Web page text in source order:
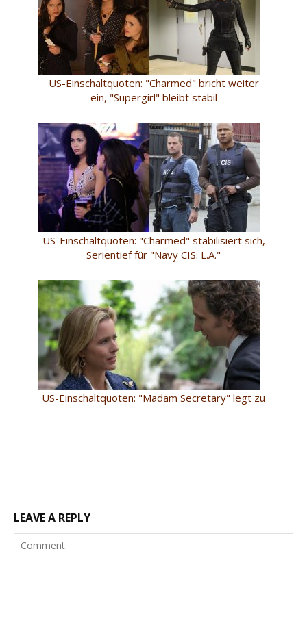
US-Einschaltquoten: "Charmed" bricht weiter
ein, "Supergirl" bleibt stabil
US-Einschaltquoten: "Charmed" stabilisiert sich,
Serientief für "Navy CIS: L.A."
US-Einschaltquoten: "Madam Secretary" legt zu
LEAVE A REPLY